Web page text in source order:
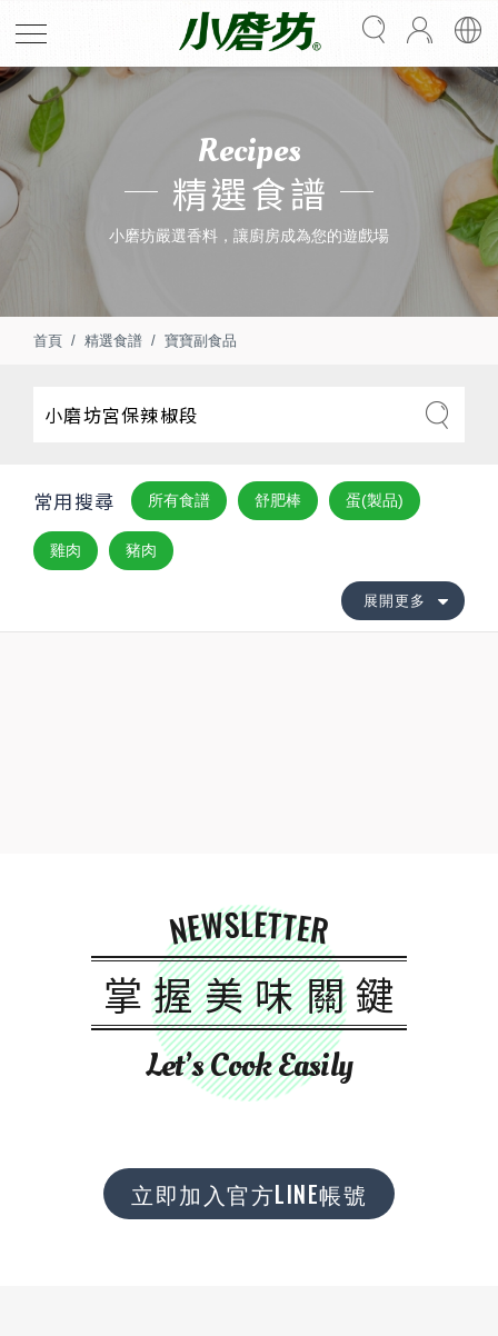
Recipes
精選食譜
小磨坊嚴選香料，讓廚房成為您的遊戲場
首頁 精選食譜 寶寶副食品
常用搜尋 所有食譜 舒肥棒 蛋(製品)
雞肉 豬肉
展開更多
NEWSLETTER
掌握美味關鍵
Let’s Cook Easily
立即加入官方LINE帳號